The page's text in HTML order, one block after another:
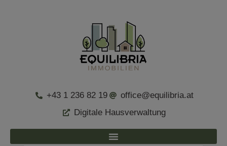
+43 1 236 82 19
office@equilibria.at
Digitale Hausverwaltung